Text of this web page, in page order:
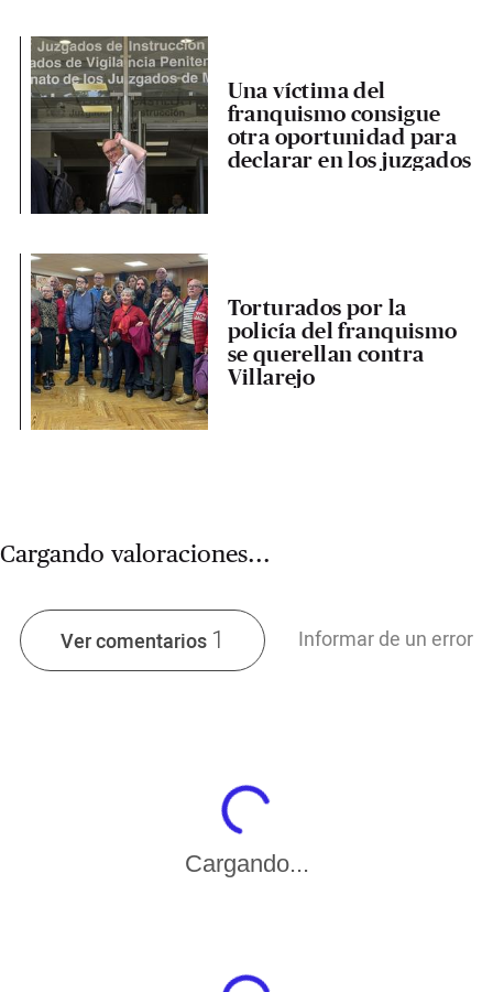
Una víctima del
franquismo consigue
otra oportunidad para
declarar en los juzgados
Torturados por la
policía del franquismo
se querellan contra
Villarejo
Cargando valoraciones...
Ver comentarios 1 Informar de un error
Cargando...